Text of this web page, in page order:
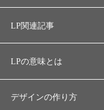
LP関連記事
LPの意味とは
デザインの作り方